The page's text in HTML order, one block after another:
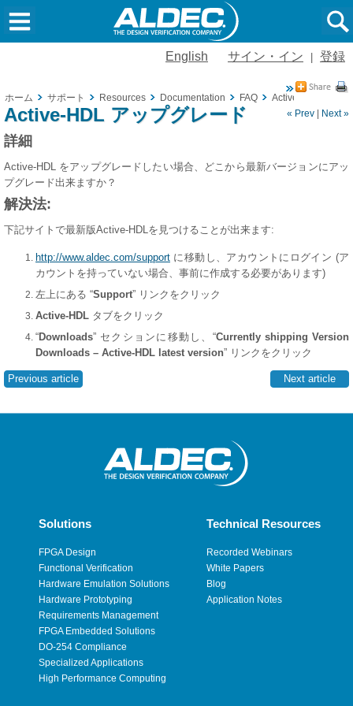
English サイン・イン 登録
ホーム サポート Resources Documentation FAQ
Active-HDL アッ
« Prev
Next »
Active-HDL アップグレード
詳細
Active-HDL をアップグレードしたい場合、どこから最新バージョンにアッ
プグレード出来ますか？
解決法:
下記サイトで最新版Active-HDLを見つけることが出来ます:
http://www.aldec.com/support に移動し、アカウントにログイン (ア
カウントを持っていない場合、事前に作成する必要があります)
左上にある “Support” リンクをクリック
Active-HDL タブをクリック
“Downloads” セクションに移動し、“Currently shipping Version
Downloads – Active-HDL latest version” リンクをクリック
Previous article Next article
Solutions
FPGA Design
Functional Verification
Hardware Emulation Solutions
Hardware Prototyping
Requirements Management
FPGA Embedded Solutions
DO-254 Compliance
Specialized Applications
High Performance Computing
Technical Resources
Recorded Webinars
White Papers
Blog
Application Notes